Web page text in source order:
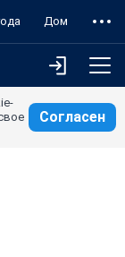
Дом
Согласен